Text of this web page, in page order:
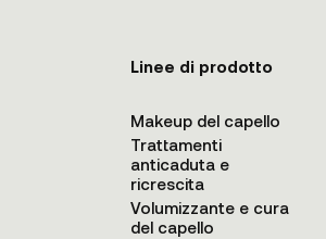
Linee di prodotto
Makeup del capello
Trattamenti
anticaduta e
ricrescita
Volumizzante e cura
del capello